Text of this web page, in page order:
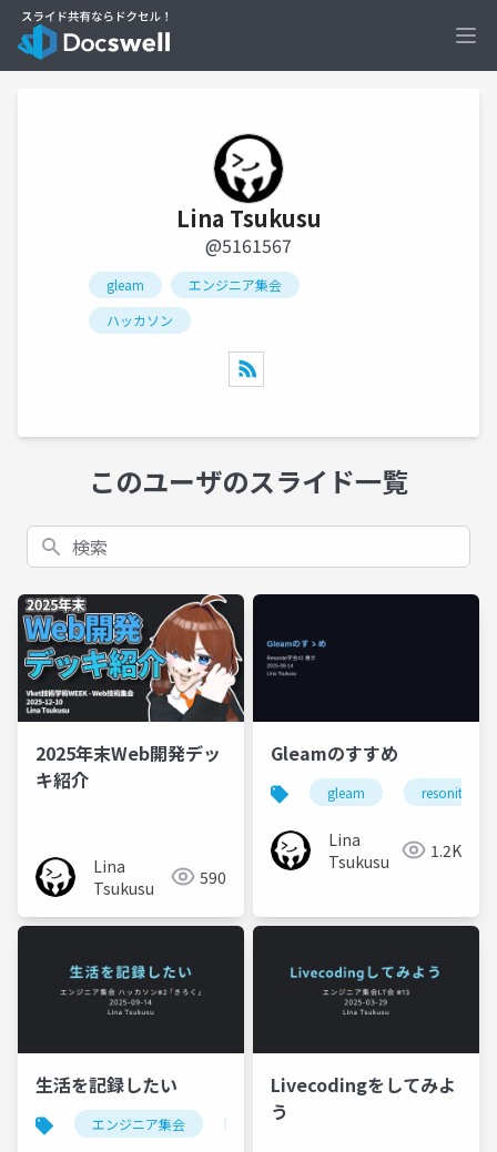
Lina Tsukusu
@5161567
gleam
エンジニア集会
ハッカソン
このユーザのスライド一覧
検索
2025年末Web開発デッ
キ紹介
Lina
Tsukusu
590
Gleamのすすめ
gleam resonite学会
Lina
Tsukusu
1.2K
生活を記録したい
エンジニア集会 ハッカソン
Livecodingをしてみよ
う